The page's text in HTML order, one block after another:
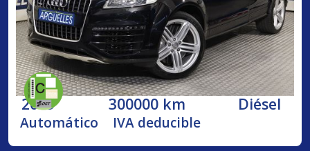
2009 300000 km Diésel
Automático IVA deducible